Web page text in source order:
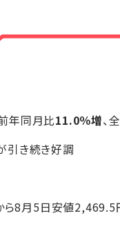
年同月比11.0％増、
引き続き好調
8月5日安値2,469.5